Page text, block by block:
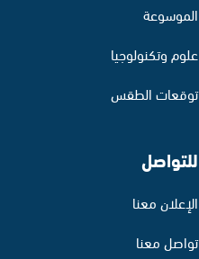
الموسوعة
علوم وتكنولوجيا
توقعات الطقس
للتواصل
الإعلان معنا
تواصل معنا